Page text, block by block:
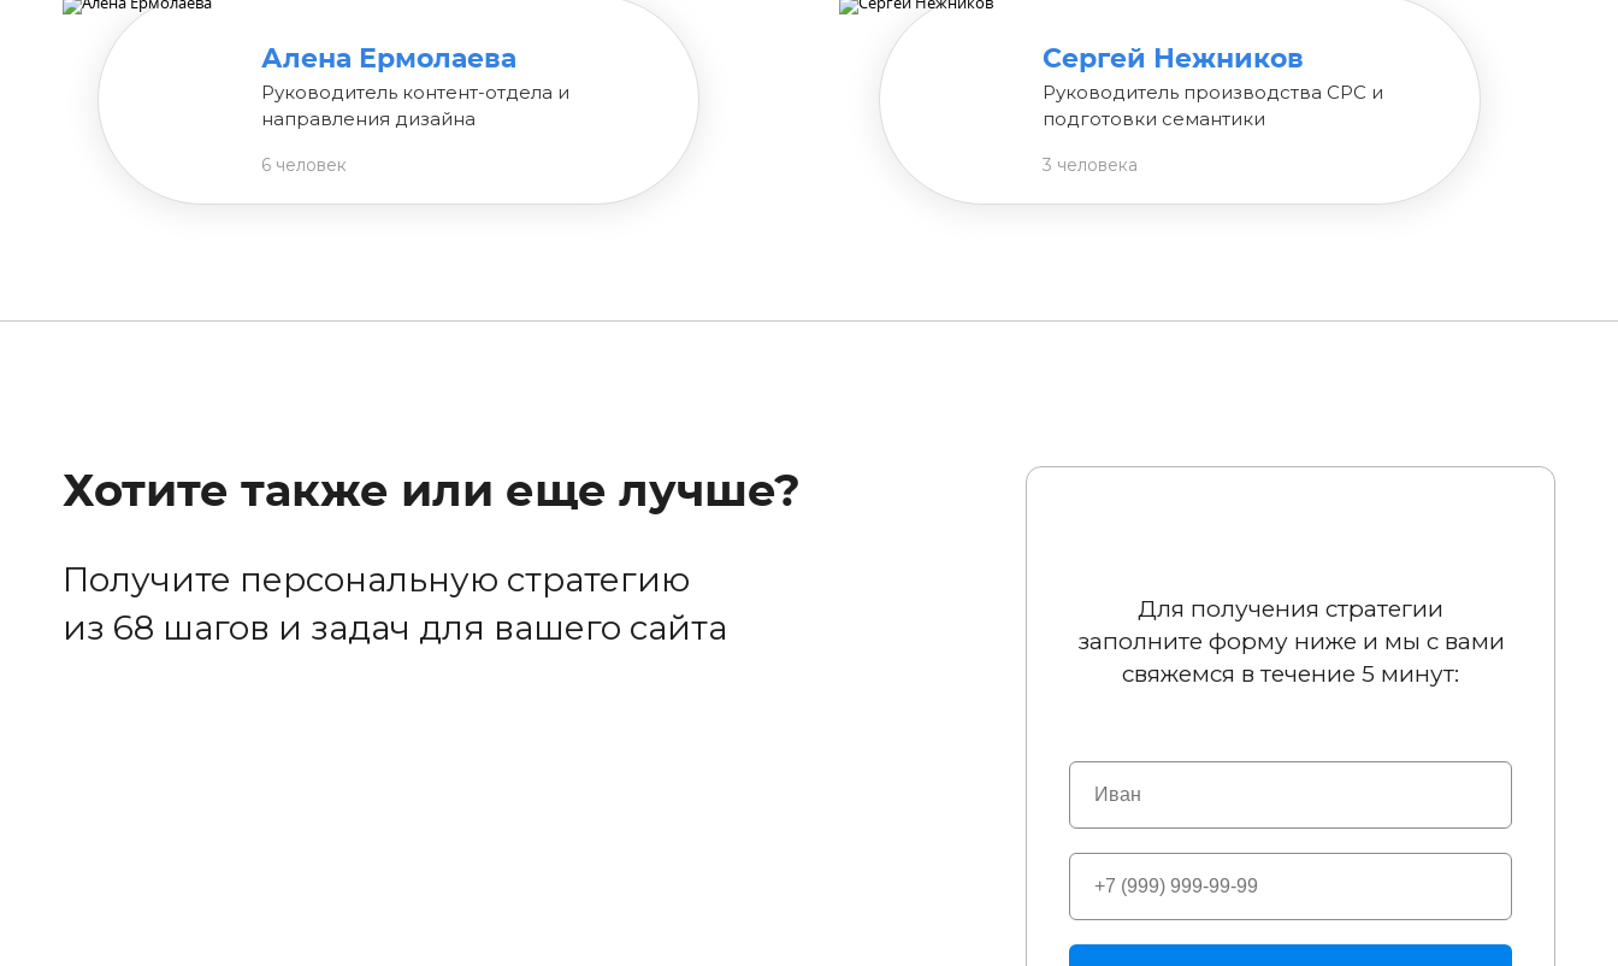
Алена Ермолаева
Руководитель контент-отдела и
направления дизайна
6 человек
Сергей Нежников
Руководитель производства СРС и
подготовки семантики
3 человека
Хотите также или еще лучше?
Получите персональную стратегию
из 68 шагов и задач для вашего сайта
Для получения стратегии
заполните форму ниже и мы с вами
свяжемся в течение 5 минут: